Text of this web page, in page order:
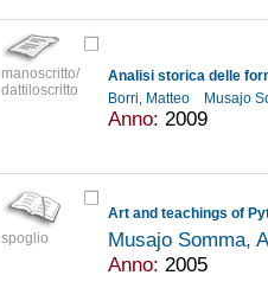
manoscritto/
dattiloscritto
Borri, Matteo Musajo
Anno: 2009
spoglio
Art and teachings of
Musajo Somma,
Anno: 2005